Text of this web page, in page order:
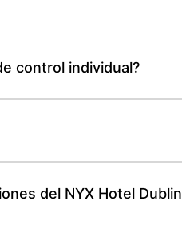
control individual?
del NYX Hotel Dublin